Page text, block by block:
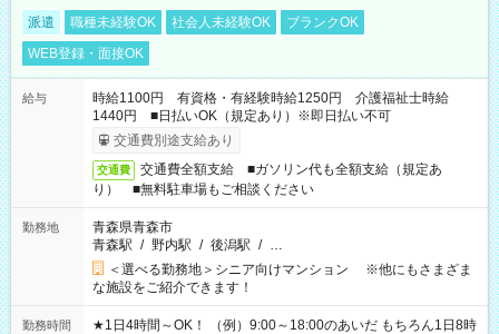
派遣 職種未経験OK 社会人未経験OK
ブランクOK
WEB登録・面接OK
給与
時給1100円 有資格・有経験時給1250円 介護福祉士時給
1440円 ■日払いOK（規定あり）※即日払い不可
交通費別途支給あり
交通費
交通費全額支給 ■ガソリン代も全額支給（規定あ
り） ■無料駐車場もご相談ください
勤務地
青森県青森市
青森駅 / 野内駅 / 後潟駅 / …
＜選べる勤務地＞シニア向けマンション ※他にもさまざま
な施設をご紹介できます！
勤務時間
★1日4時間～OK！ （例）9:00～18:00のあいだ もちろん1日8時